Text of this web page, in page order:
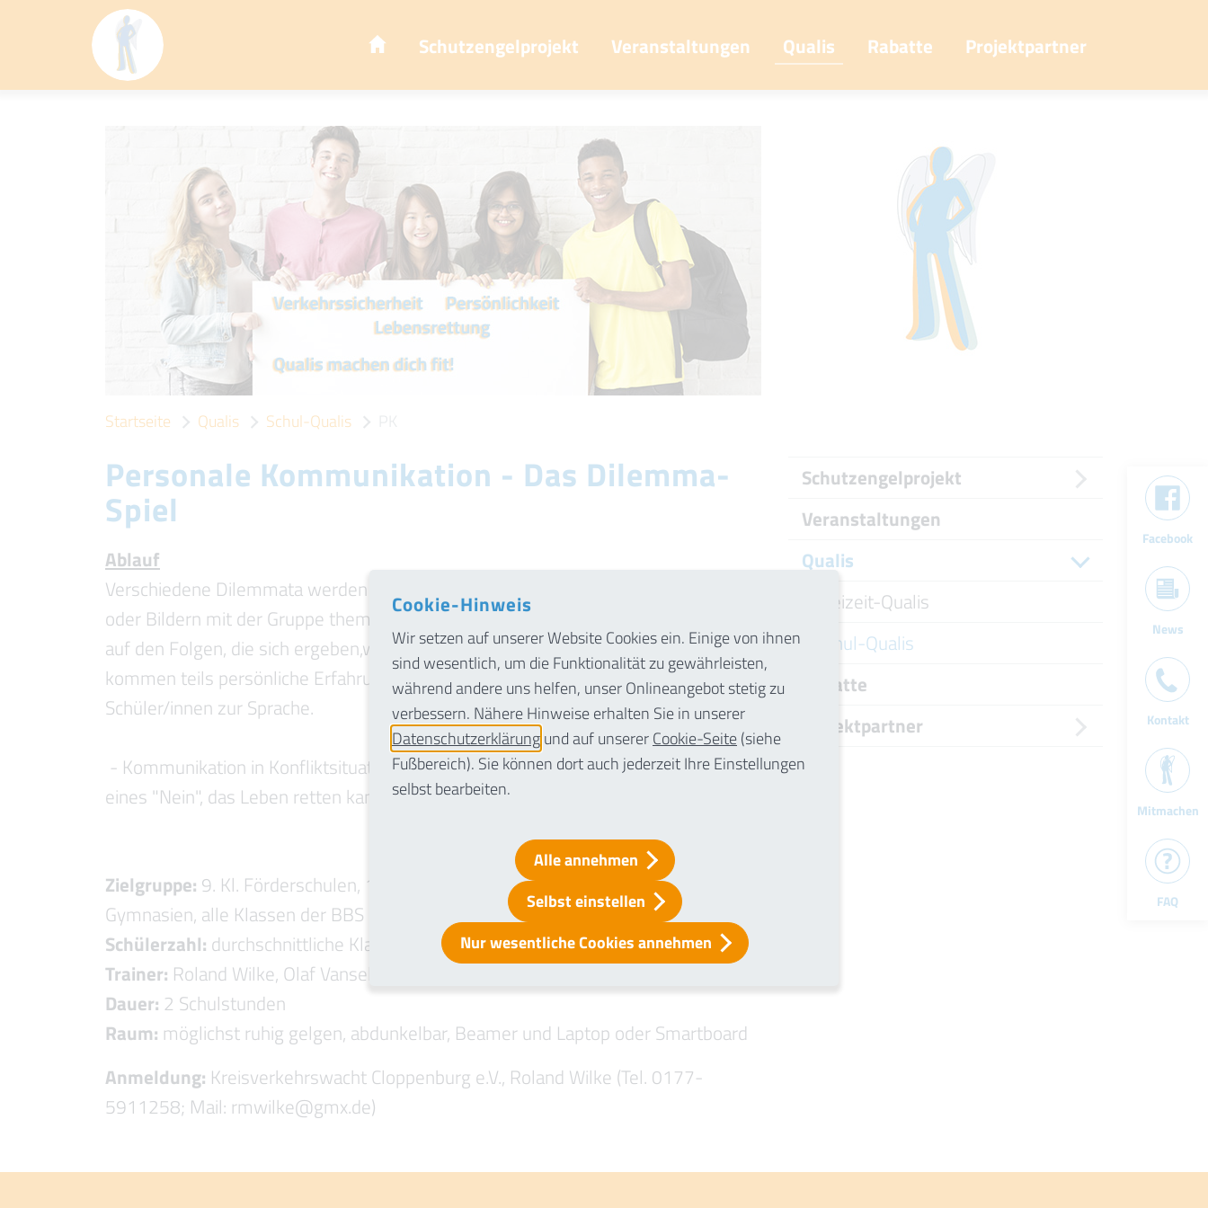
Schutzengelprojekt Veranstaltungen Qualis Rabatte Projektpartner
Startseite Qualis Schul-Qualis PK
Personale Kommunikation - Das Dilemma-
Spiel
Ablauf
Verschiedene Dilemmata werden angesprochen und anhand von kurzen Videos
oder Bildern mit der Gruppe thematisiert. Ein besonderes Augenmerk liegt dabei
auf den Folgen, die sich ergeben,wenn der schlimmste Fall eingetreten ist. Hier
kommen teils persönliche Erfahrungen der Moderatoren, aber auch Erlebnisse der
Schüler/innen zur Sprache.
- Kommunikation in Konfliktsituationen, Handlungsalternativen, die Bedeutung
eines "Nein", das Leben retten kann. -
Zielgruppe: 9. Kl. Förderschulen, 10. Kl. der Haupt-, Real- ,Oberschulen,
Gymnasien, alle Klassen der BBS
Schülerzahl: durchschnittliche Klassengröße
Trainer: Roland Wilke, Olaf Vanselow, Karin Rump
Dauer: 2 Schulstunden
Raum: möglichst ruhig gelgen, abdunkelbar, Beamer und Laptop oder Smartboard
Anmeldung: Kreisverkehrswacht Cloppenburg e.V., Roland Wilke (Tel. 0177-
5911258; Mail: rmwilke@gmx.de)
Schutzengelprojekt
Veranstaltungen
Qualis
Freizeit-Qualis
Schul-Qualis
Rabatte
Projektpartner
Facebook
News
Kontakt
Mitmachen
FAQ
Cookie-Hinweis
Wir setzen auf unserer Website Cookies ein. Einige von ihnen
sind wesentlich, um die Funktionalität zu gewährleisten,
während andere uns helfen, unser Onlineangebot stetig zu
verbessern. Nähere Hinweise erhalten Sie in unserer
Datenschutzerklärungund auf unsererCookie-Seite(siehe
Fußbereich). Sie können dort auch jederzeit Ihre Einstellungen
selbst bearbeiten.
Alle annehmen
Selbst einstellen
Nur wesentliche Cookies annehmen